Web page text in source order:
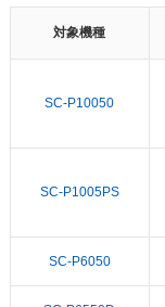
対象機種
SC-P10050
SC-P1005PS
SC-P6050